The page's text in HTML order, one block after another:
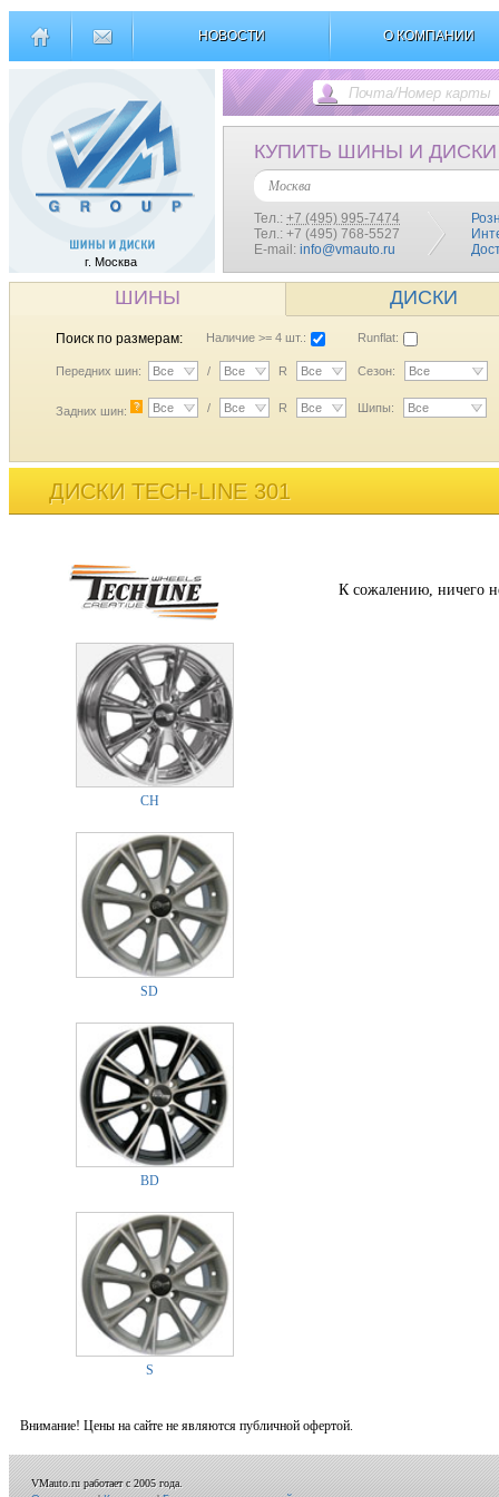
НОВОСТИ О КОМПАНИИ
г. Москва
КУПИТЬ ШИНЫ И ДИСКИ
Москва
Тел.: +7 (495) 995-7474
Тел.: +7 (495) 768-5527
E-mail: info@vmauto.ru
ШИНЫ ДИСКИ
Поиск по размерам: Наличие >= 4 шт.: Runflat:
Передних шин: Все / Все R Все Сезон: Все
Задних шин: ? Все / Все R Все Шипы: Все
ДИСКИ TECH-LINE 301
CH
SD
BD
S
К сожалению, ничего
Внимание! Цены на сайте не являются публичной офертой.
VMauto.ru работает с 2005 года.